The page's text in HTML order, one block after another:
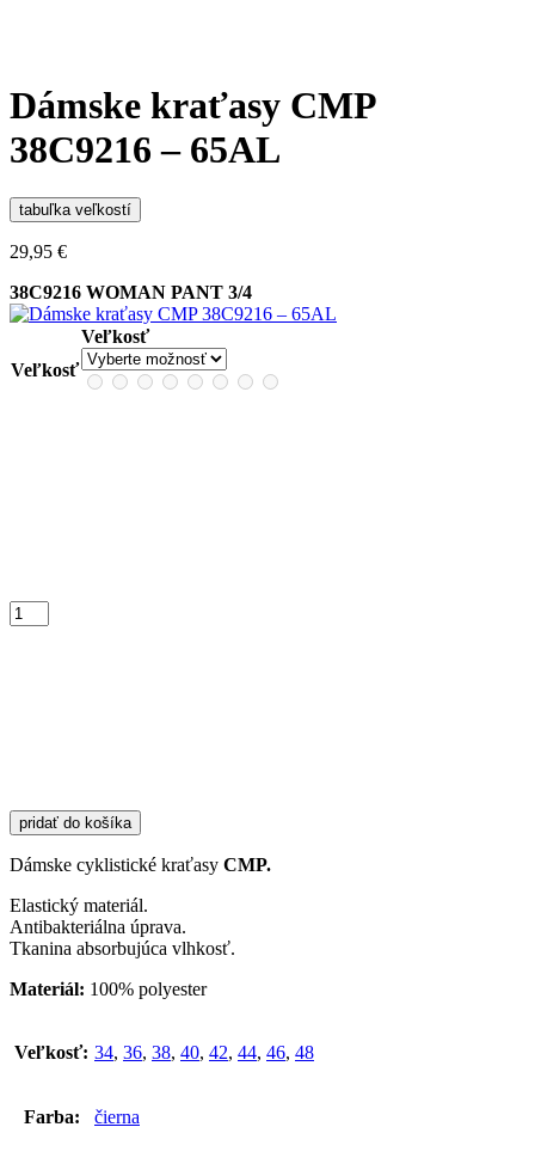
Dámske kraťasy CMP
38C9216 – 65AL
tabuľka veľkostí
29,95 €
38C9216 WOMAN PANT 3/4
Veľkosť
Veľkosť
množstvo
Dámske
pridať do košíka
Dámske cyklistické kraťasy CMP.
Elastický materiál.
Antibakteriálna úprava.
Tkanina absorbujúca vlhkosť.
Materiál: 100% polyester
Veľkosť: 34, 36, 38, 40, 42, 44, 46, 48
Farba: čierna